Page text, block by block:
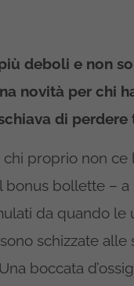
deboli e non
novità per chi
di perdere
proprio non ce
bonus bollette – a
da quando le
schizzate alle
boccata